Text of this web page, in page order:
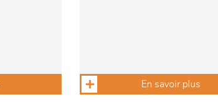
En savoir plus